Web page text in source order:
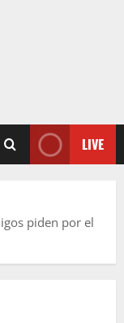
LIVE
piden por el